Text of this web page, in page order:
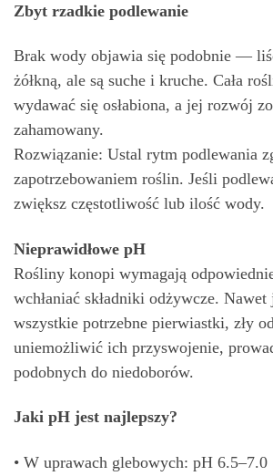
Zbyt rzadkie podlewanie
Brak wody objawia się podobnie —
żółkną, ale są suche i kruche. Cała
wydawać się osłabiona, a jej rozwój
zahamowany.
Rozwiązanie: Ustal rytm podlewania
zapotrzebowaniem roślin. Jeśli
zwiększ częstotliwość lub ilość wody.
Nieprawidłowe pH
Rośliny konopi wymagają
wchłaniać składniki odżywcze.
wszystkie potrzebne pierwiastki, zły
uniemożliwić ich przyswojenie,
podobnych do niedoborów.
Jaki pH jest najlepszy?
• W uprawach glebowych: pH 6.5–7.0